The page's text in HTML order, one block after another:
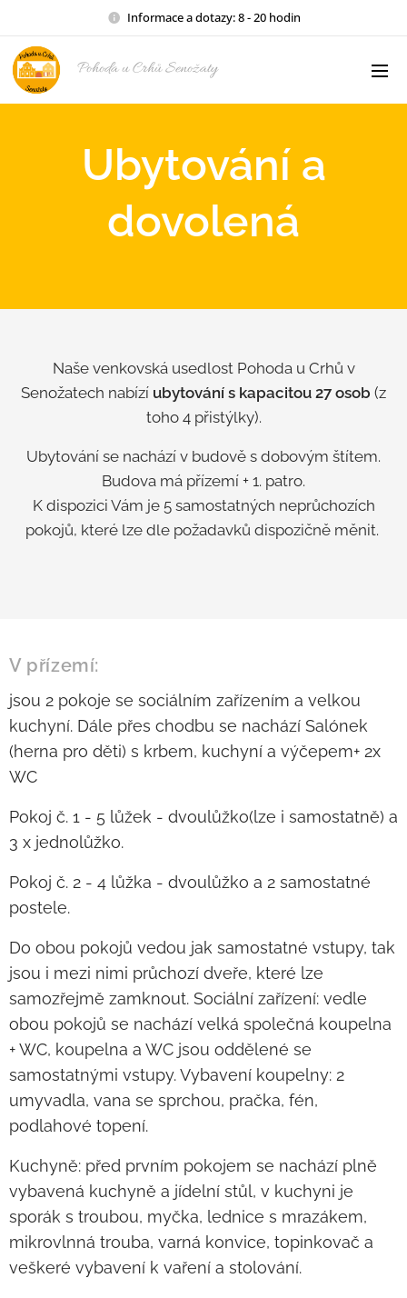
Informace a dotazy: 8 - 20 hodin
Pohoda u Crhů Senožaty
Ubytování a
dovolená
Naše venkovská usedlost Pohoda u Crhů v
Senožatech nabízí ubytování s kapacitou 27 osob (z
toho 4 přistýlky).
Ubytování se nachází v budově s dobovým štítem.
Budova má přízemí + 1. patro.
K dispozici Vám je 5 samostatných neprůchozích
pokojů, které lze dle požadavků dispozičně měnit.
V přízemí:
jsou 2 pokoje se sociálním zařízením a velkou
kuchyní. Dále přes chodbu se nachází Salónek
(herna pro děti) s krbem, kuchyní a výčepem+ 2x
WC
Pokoj č. 1 - 5 lůžek - dvoulůžko(lze i samostatně) a
3 x jednolůžko.
Pokoj č. 2 - 4 lůžka - dvoulůžko a 2 samostatné
postele.
Do obou pokojů vedou jak samostatné vstupy, tak
jsou i mezi nimi průchozí dveře, které lze
samozřejmě zamknout. Sociální zařízení: vedle
obou pokojů se nachází velká společná koupelna
+ WC, koupelna a WC jsou oddělené se
samostatnými vstupy. Vybavení koupelny: 2
umyvadla, vana se sprchou, pračka, fén,
podlahové topení.
Kuchyně: před prvním pokojem se nachází plně
vybavená kuchyně a jídelní stůl, v kuchyni je
sporák s troubou, myčka, lednice s mrazákem,
mikrovlnná trouba, varná konvice, topinkovač a
veškeré vybavení k vaření a stolování.